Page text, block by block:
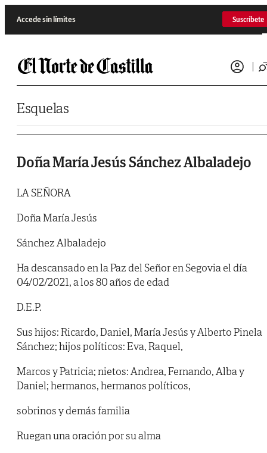
Accede sin límites Suscríbete
Esquelas
Doña María Jesús Sánchez Albaladejo
LA SEÑORA
Doña María Jesús
Sánchez Albaladejo
Ha descansado en la Paz del Señor en Segovia el día
04/02/2021, a los 80 años de edad
D.E.P.
Sus hijos: Ricardo, Daniel, María Jesús y Alberto Pinela
Sánchez; hijos políticos: Eva, Raquel,
Marcos y Patricia; nietos: Andrea, Fernando, Alba y
Daniel; hermanos, hermanos políticos,
sobrinos y demás familia
Ruegan una oración por su alma